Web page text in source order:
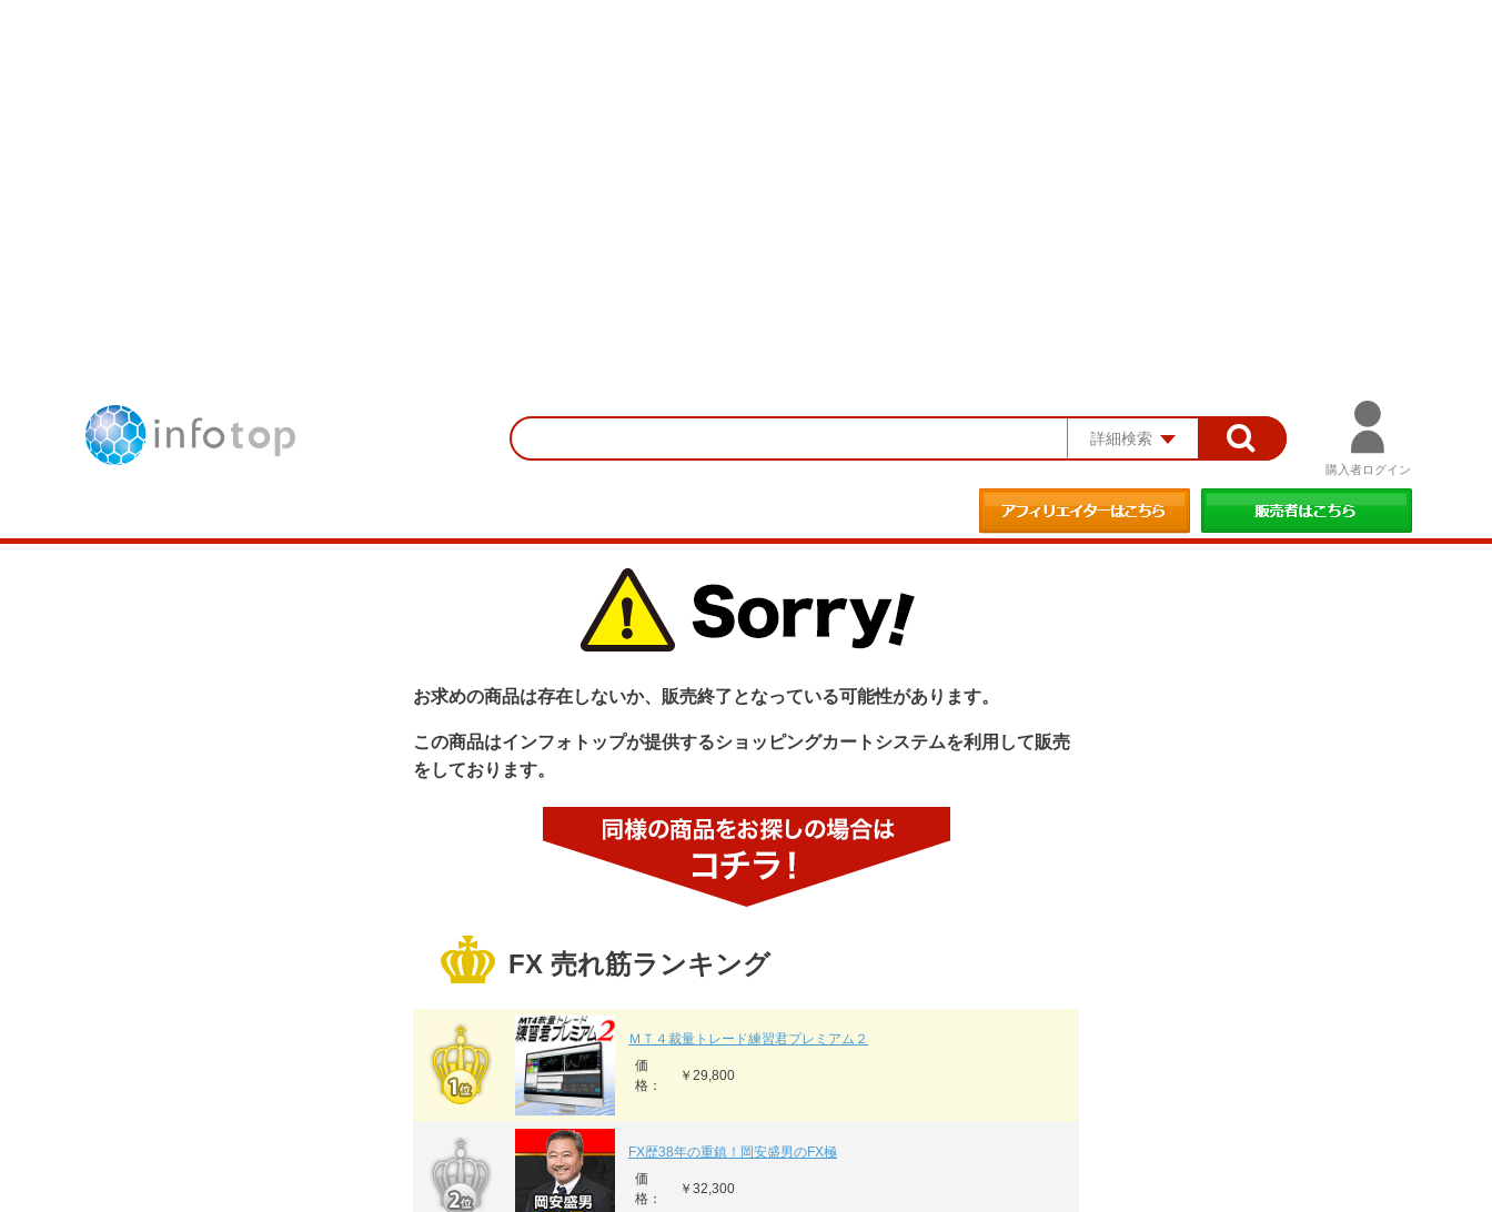
詳細検索
購入者ログイン
お求めの商品は存在しないか、販売終了となっている可能性があります。
この商品はインフォトップが提供するショッピングカートシステムを利用して販売
をしております。
FX 売れ筋ランキング
ＭＴ４裁量トレード練習君プレミアム２
価
格：
￥29,800
FX歴38年の重鎮！岡安盛男のFX極
価
格：
￥32,300